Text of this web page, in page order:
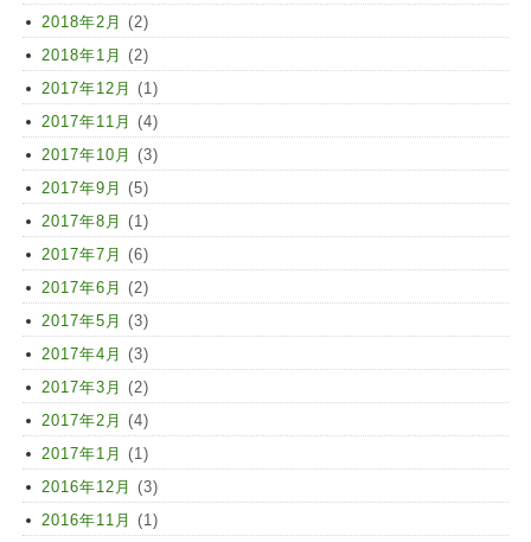
2018年2月 (2)
2018年1月 (2)
2017年12月 (1)
2017年11月 (4)
2017年10月 (3)
2017年9月 (5)
2017年8月 (1)
2017年7月 (6)
2017年6月 (2)
2017年5月 (3)
2017年4月 (3)
2017年3月 (2)
2017年2月 (4)
2017年1月 (1)
2016年12月 (3)
2016年11月 (1)